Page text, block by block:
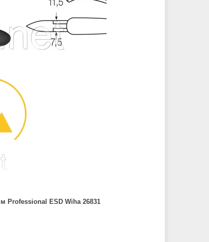
Professional ESD Wiha 26831